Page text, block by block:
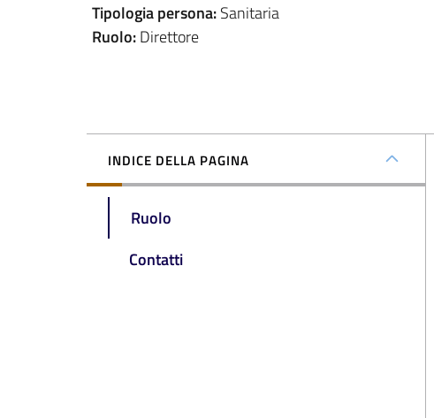
Tipologia persona:Sanitaria
Ruolo:Direttore
INDICE DELLA PAGINA
Ruolo
Contatti